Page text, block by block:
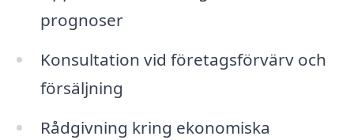
prognoser
Konsultation vid företagsförvärv och
försäljning
Rådgivning kring ekonomiska